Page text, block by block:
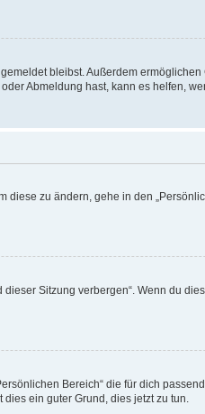
bleibst. Außerdem
Abmeldung hast, kann es helfen,
zu ändern, gehe in den
Sitzung verbergen“. Wenn du
Bereich“ die für dich
ein guter Grund, dies jetzt zu tun.